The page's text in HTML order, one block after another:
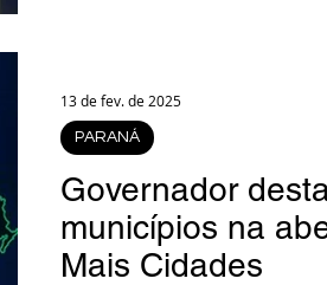
Governador
municípios na
Mais Cidades
PARANÁ
13 de fev. de 2025